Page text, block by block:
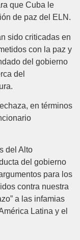
que Cuba le
de paz del ELN.
sido criticadas en
con la paz y
del gobierno
del
en términos
del Alto
del gobierno
para los
contra nuestra
a las infamias
Latina y el